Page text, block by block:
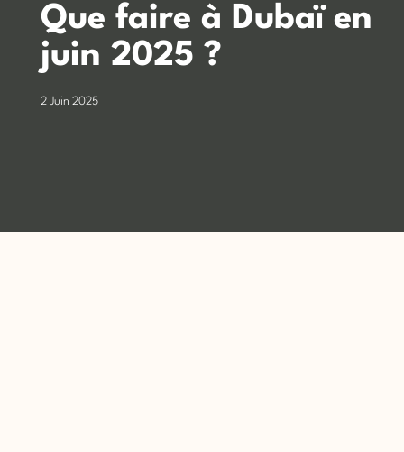
Que faire à Dubaï en
juin 2025 ?
2 Juin 2025